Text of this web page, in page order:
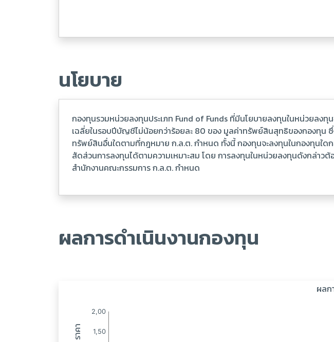
นโยบาย
กองทุนรวมหน่วยลงทุนประเภท Fund of Funds ที่มีนโยบายลงทุนในหน่วยลง
เฉลี่ยในรอบปีบัญชีไม่น้อยกว่าร้อยละ 80 ของ มูลค่าทรัพย์สินสุทธิของกองทุน
ทรัพย์สินอื่นใดตามที่กฎหมาย ก.ล.ต. กำหนด ทั้งนี้ กองทุนจะลงทุนในกองทุนใ
สัดส่วนการลงทุนได้ตามความเหมาะสม โดย การลงทุนในหน่วยลงทุนดังกล่าว
สำนักงานคณะกรรมการ ก.ล.ต. กำหนด
ผลการดำเนินงานกองทุน